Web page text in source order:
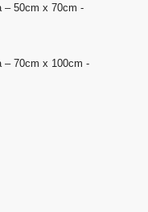
– 50cm x 70cm -
– 70cm x 100cm -